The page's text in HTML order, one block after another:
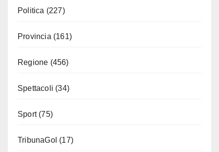
Politica (227)
Provincia (161)
Regione (456)
Spettacoli (34)
Sport(75)
TribunaGol (17)